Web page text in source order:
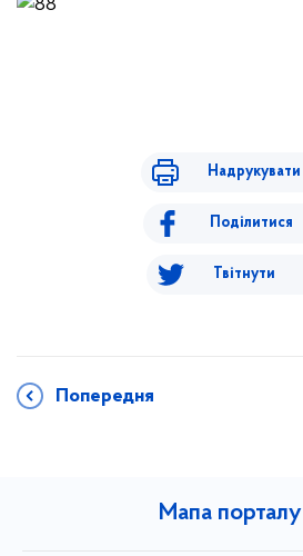
Надрукувати
Поділитися
Твітнути
Попередня
Мапа порталу